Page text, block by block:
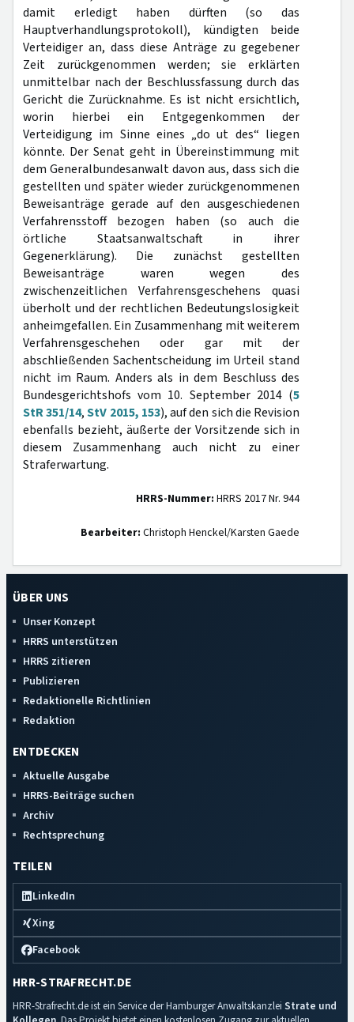
damit erledigt haben dürften (so das
Hauptverhandlungsprotokoll), kündigten beide
Verteidiger an, dass diese Anträge zu gegebener
Zeit zurückgenommen werden; sie erklärten
unmittelbar nach der Beschlussfassung durch das
Gericht die Zurücknahme. Es ist nicht ersichtlich,
worin hierbei ein Entgegenkommen der
Verteidigung im Sinne eines „do ut des“ liegen
könnte. Der Senat geht in Übereinstimmung mit
dem Generalbundesanwalt davon aus, dass sich die
gestellten und später wieder zurückgenommenen
Beweisanträge gerade auf den ausgeschiedenen
Verfahrensstoff bezogen haben (so auch die
örtliche Staatsanwaltschaft in ihrer
Gegenerklärung). Die zunächst gestellten
Beweisanträge waren wegen des
zwischenzeitlichen Verfahrensgeschehens quasi
überholt und der rechtlichen Bedeutungslosigkeit
anheimgefallen. Ein Zusammenhang mit weiterem
Verfahrensgeschehen oder gar mit der
abschließenden Sachentscheidung im Urteil stand
nicht im Raum. Anders als in dem Beschluss des
Bundesgerichtshofs vom 10. September 2014 (5
StR 351/14,StV 2015, 153), auf den sich die Revision
ebenfalls bezieht, äußerte der Vorsitzende sich in
diesem Zusammenhang auch nicht zu einer
Straferwartung.
HRRS-Nummer: HRRS 2017 Nr. 944
Bearbeiter: Christoph Henckel/Karsten Gaede
ÜBER UNS
Unser Konzept
HRRS unterstützen
HRRS zitieren
Publizieren
Redaktionelle Richtlinien
Redaktion
ENTDECKEN
Aktuelle Ausgabe
HRRS-Beiträge suchen
Archiv
Rechtsprechung
TEILEN
LinkedIn
Xing
Facebook
HRR-STRAFRECHT.DE
HRR-Strafrecht.de ist ein Service der Hamburger Anwaltskanzlei Strate und